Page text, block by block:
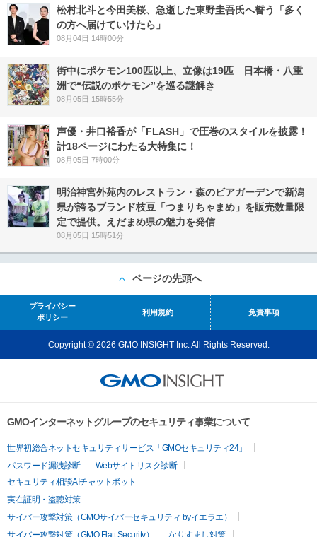
松村北斗と今田美桜、急逝した東野圭吾氏へ誓う「多く
の方へ届けていけたら」
08月04日 14時00分
街中にポケモン100匹以上、立像は19匹 日本橋・八重
洲で“伝説のポケモン”を巡る謎解き
08月05日 15時55分
声優・井口裕香が「FLASH」で圧巻のスタイルを披露！
計18ページにわたる大特集に！
08月05日 7時00分
明治神宮外苑内のレストラン・森のビアガーデンで新潟
県が誇るブランド枝豆「つまりちゃまめ」を販売数量限
定で提供。えだまめ県の魅力を発信
08月05日 15時51分
ページの先頭へ
プライバシー
ポリシー
利用規約 免責事項
Copyright © 2026 GMO INSIGHT Inc. All Rights Reserved.
GMOインターネットグループのセキュリティ事業について
世界初総合ネットセキュリティサービス「GMOセキュリティ24」
パスワード漏洩診断
Webサイトリスク診断
セキュリティ相談AIチャットボット
実在証明・盗聴対策
サイバー攻撃対策（GMOサイバーセキュリティ byイエラエ）
サイバー攻撃対策（GMO Flatt Security）
なりすまし対策